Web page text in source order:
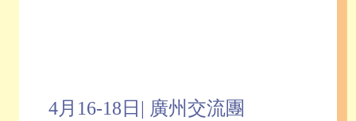
4月16-18日| 廣州交流團